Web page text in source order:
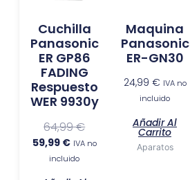
Cuchilla
Panasonic
ER GP86
FADING
Respuesto
WER 9930y
64,99€
59,99 € IVA no
incluido
Maquina
Panasonic
ER-GN30
24,99 € IVA no
incluido
Añadir Al
Carrito
Aparatos